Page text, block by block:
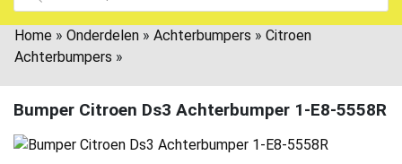
Home » Onderdelen » Achterbumpers » Citroen
Achterbumpers »
Bumper Citroen Ds3 Achterbumper 1-E8-5558R